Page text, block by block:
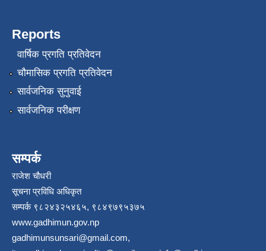
Reports
वार्षिक प्रगति प्रतिवेदन
चौमासिक प्रगति प्रतिवेदन
सार्वजनिक सुनुवाई
सार्वजनिक परीक्षण
सम्पर्क
राजेश चौधरी
सूचना प्रविधि अधिकृत
सम्पर्क ९८२४३२५४६५, ९८४९७९५३७५
www.gadhimun.gov.np
gadhimunsunsari@gmail.com,